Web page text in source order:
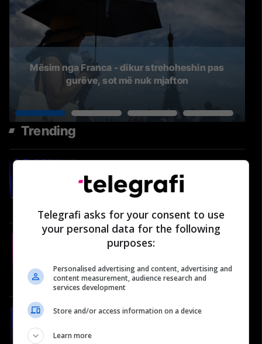
Mësim nga Franca - dikur strehoheshin pas
gurëve, sot më nuk mjafton
Trending
Bujar Gashi, Specialist i
Mjekësisë Familjare
A po bëhet e pamundur të
prodhosh në Kosovë? | Kushtrim
Ajvazi në Përballje Podcast #36
Përballje
#78: Shëndeti në rend të parë -
Specialiste e Ortodoncisë
Telegrafi asks for your consent to use
your personal data for the following
purposes:
Personalised advertising and content, advertising and
content measurement, audience research and
services development
Store and/or access information on a device
Learn more